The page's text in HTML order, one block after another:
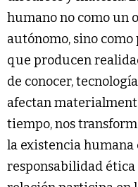
humano no como un
autónomo, sino como
que producen
de conocer,
afectan
tiempo, nos
la existencia humana
responsabilidad